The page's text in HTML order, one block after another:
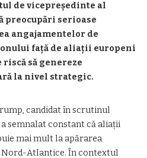
de vicepreședinte al
preocupări serioase
angajamentelor de
față de aliații europeni
riscă să genereze
la nivel strategic.
candidat în scrutinul
semnalat constant că aliații
mai mult la apărarea
Atlantice. În contextul